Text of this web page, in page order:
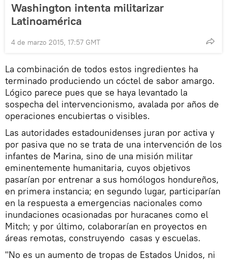
Washington intenta militarizar
Latinoamérica
4 de marzo 2015, 17:57 GMT
La combinación de todos estos ingredientes ha
terminado produciendo un cóctel de sabor amargo.
Lógico parece pues que se haya levantado la
sospecha del intervencionismo, avalada por años de
operaciones encubiertas o visibles.
Las autoridades estadounidenses juran por activa y
por pasiva que no se trata de una intervención de los
infantes de Marina, sino de una misión militar
eminentemente humanitaria, cuyos objetivos
pasarían por entrenar a sus homólogos hondureños,
en primera instancia; en segundo lugar, participarían
en la respuesta a emergencias nacionales como
inundaciones ocasionadas por huracanes como el
Mitch; y por último, colaborarían en proyectos en
áreas remotas, construyendo casas y escuelas.
"No es un aumento de tropas de Estados Unidos, ni